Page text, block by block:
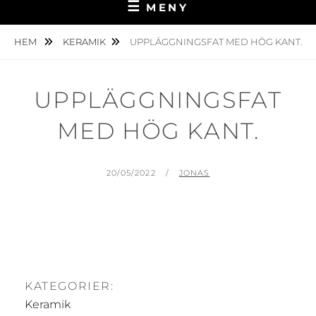
MENY
HEM KERAMIK UPPLÄGGNINGSFAT MED HÖG KANT.
UPPLÄGGNINGSFAT
MED HÖG KANT.
PUBLICERAT
20/05/2022 AV
JONAS
KATEGORIER:
Keramik